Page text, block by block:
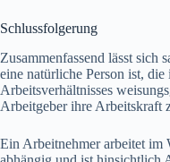
Schlussfolgerung
Zusammenfassend lässt sich
eine natürliche Person ist, die
Arbeitsverhältnisses
Arbeitgeber ihre Arbeitskraft
Ein Arbeitnehmer arbeitet im